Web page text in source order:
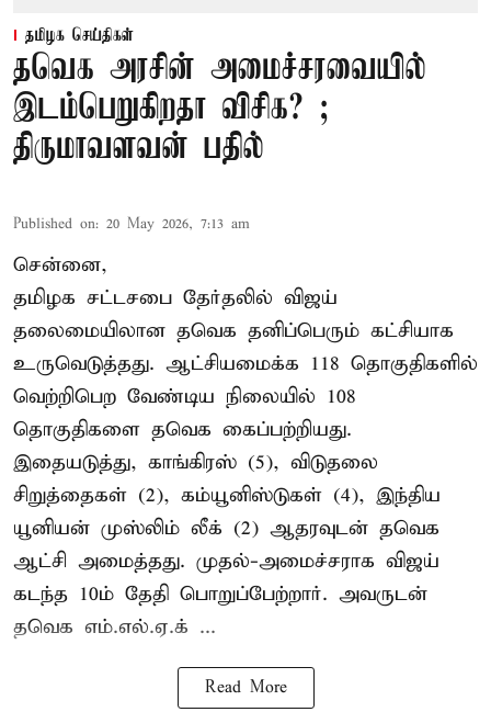
தமிழக செய்திகள்
தவெக அரசின் அமைச்சரவையில்
இடம்பெறுகிறதா விசிக? ;
திருமாவளவன் பதில்
Published on: 20 May 2026, 7:13 am
சென்னை,
தமிழக சட்டசபை தேர்தலில் விஜய்
தலைமையிலான தவெக தனிப்பெரும் கட்சியாக
உருவெடுத்தது. ஆட்சியமைக்க 118 தொகுதிகளில்
வெற்றிபெற வேண்டிய நிலையில் 108
தொகுதிகளை தவெக கைப்பற்றியது.
இதையடுத்து, காங்கிரஸ் (5), விடுதலை
சிறுத்தைகள் (2), கம்யூனிஸ்டுகள் (4), இந்திய
யூனியன் முஸ்லிம் லீக் (2) ஆதரவுடன் தவெக
ஆட்சி அமைத்தது. முதல்-அமைச்சராக விஜய்
கடந்த 10ம் தேதி பொறுப்பேற்றார். அவருடன்
தவெக எம்.எல்.ஏ.க் ...
Read More